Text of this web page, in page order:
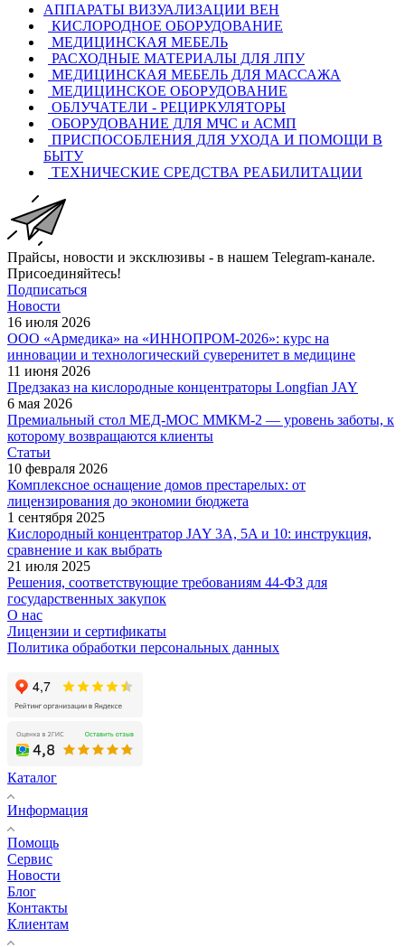
АППАРАТЫ ВИЗУАЛИЗАЦИИ ВЕН
КИСЛОРОДНОЕ ОБОРУДОВАНИЕ
МЕДИЦИНСКАЯ МЕБЕЛЬ
РАСХОДНЫЕ МАТЕРИАЛЫ ДЛЯ ЛПУ
МЕДИЦИНСКАЯ МЕБЕЛЬ ДЛЯ МАССАЖА
МЕДИЦИНСКОЕ ОБОРУДОВАНИЕ
ОБЛУЧАТЕЛИ - РЕЦИРКУЛЯТОРЫ
ОБОРУДОВАНИЕ ДЛЯ МЧС и АСМП
ПРИСПОСОБЛЕНИЯ ДЛЯ УХОДА И ПОМОЩИ В
БЫТУ
ТЕХНИЧЕСКИЕ СРЕДСТВА РЕАБИЛИТАЦИИ
Прайсы, новости и эксклюзивы - в нашем Telegram-канале.
Присоединяйтесь!
Подписаться
Новости
16 июля 2026
ООО «Армедика» на «ИННОПРОМ-2026»: курс на
инновации и технологический суверенитет в медицине
11 июня 2026
Предзаказ на кислородные концентраторы Longfian JAY
6 мая 2026
Премиальный стол МЕД-МОС ММКМ-2 — уровень заботы, к
которому возвращаются клиенты
Статьи
10 февраля 2026
Комплексное оснащение домов престарелых: от
лицензирования до экономии бюджета
1 сентября 2025
Кислородный концентратор JAY 3A, 5A и 10: инструкция,
сравнение и как выбрать
21 июля 2025
Решения, соответствующие требованиям 44-ФЗ для
государственных закупок
О нас
Лицензии и сертификаты
Политика обработки персональных данных
Каталог
Информация
Помощь
Сервис
Новости
Блог
Контакты
Клиентам